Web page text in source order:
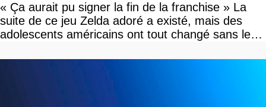
« Ça aurait pu signer la fin de la franchise » La
suite de ce jeu Zelda adoré a existé, mais des
adolescents américains ont tout changé sans le